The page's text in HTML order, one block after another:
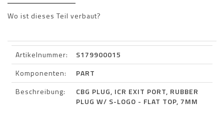
Wo ist dieses Teil verbaut?
Artikelnummer:
S179900015
Komponenten:
PART
Beschreibung:
CBG PLUG, ICR EXIT PORT, RUBBER
PLUG W/ S-LOGO - FLAT TOP, 7MM